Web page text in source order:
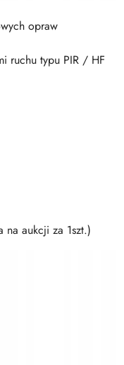
opraw
ruchu typu PIR / HF
na aukcji za 1szt.)